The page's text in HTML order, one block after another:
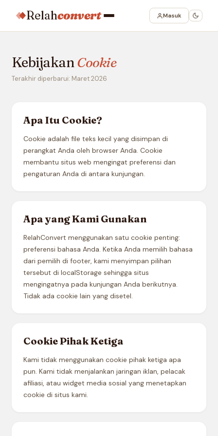
Relahconvert Masuk
KebijakanCookie
Terakhir diperbarui: Maret 2026
Apa Itu Cookie?
Cookie adalah file teks kecil yang disimpan di
perangkat Anda oleh browser Anda. Cookie
membantu situs web mengingat preferensi dan
pengaturan Anda di antara kunjungan.
Apa yang Kami Gunakan
RelahConvert menggunakan satu cookie penting:
preferensi bahasa Anda. Ketika Anda memilih bahasa
dari pemilih di footer, kami menyimpan pilihan
tersebut di localStorage sehingga situs
mengingatnya pada kunjungan Anda berikutnya.
Tidak ada cookie lain yang disetel.
Cookie Pihak Ketiga
Kami tidak menggunakan cookie pihak ketiga apa
pun. Kami tidak menjalankan jaringan iklan, pelacak
afiliasi, atau widget media sosial yang menetapkan
cookie di situs kami.